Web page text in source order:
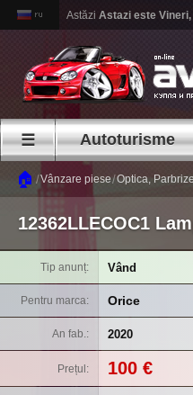
Astăzi Astazi este
☰ Autoturisme
🏠 /Vânzare piese/Optica,
12362LLECOC1
Tip anunț Vând
Pentru marca Orice
An fab. 2020
Prețul 100 €